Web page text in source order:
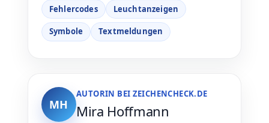
Fehlercodes Leuchtanzeigen
Symbole Textmeldungen
MH
AUTORIN BEI ZEICHENCHECK.DE
Mira Hoffmann